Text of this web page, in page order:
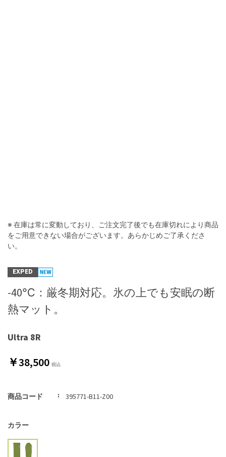
※ 在庫は常に変動しており、ご注文完了後でも在庫切れにより商品
をご用意できない場合がございます。あらかじめご了承くださ
い。
Ultra 8R
EXPED
-40℃：厳冬期対応。氷の上でも安眠の断
熱マット。
￥38,500
商品コード 395771-B11-Z00
カラー